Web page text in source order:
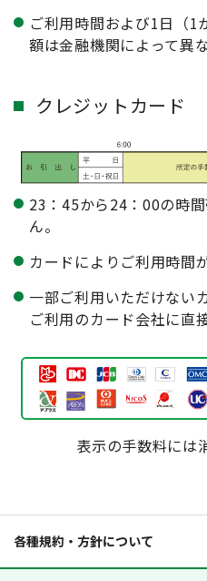
ご利用時間および1日（1
額は金融機関によって異な
クレジットカード
23：45から24：00の時
ん。
カードによりご利用時間
一部ご利用いただけない
ご利用のカード会社に直
表示の手数料には
各種規約・方針について